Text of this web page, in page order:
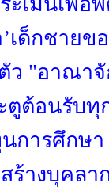
เด็กชายข
ตัว "อาณ
ตูต้อนรับ
การศึกษ
ร้างบุคล